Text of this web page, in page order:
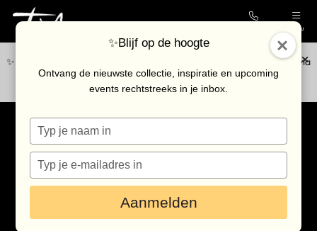
Menu
✨Blijf op de hoogte van de nieuwste collectie en upcoming events via
onze nieuwsbrief
Collectie
Galerie
Kunstenaars
Outlet
Bezoek de galerie
Inkoop
✨Blijf op de hoogte
Ontvang de nieuwste collectie, inspiratie en upcoming
events rechtstreeks in je inbox.
Typ
je
naam
Typ
je
e-
in
Aanmelden